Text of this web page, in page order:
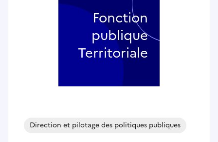
Direction et pilotage des politiques publiques
Fonction
publique
Territoriale